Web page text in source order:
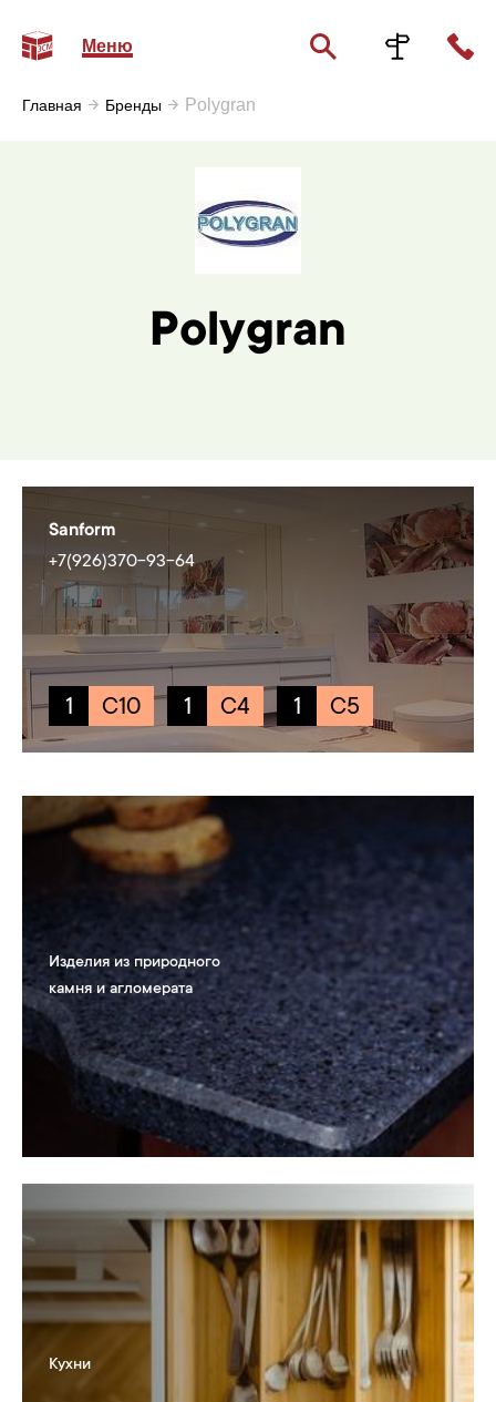
Меню
Главная Бренды Polygran
Polygran
Sanform
+7(926)370-93-64
1 C10 1 C4 1 C5
Изделия из природного
камня и агломерата
Кухни